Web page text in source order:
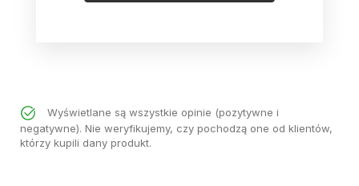
Wyświetlane są wszystkie opinie (pozytywne i
negatywne). Nie weryfikujemy, czy pochodzą one od klientów,
którzy kupili dany produkt.